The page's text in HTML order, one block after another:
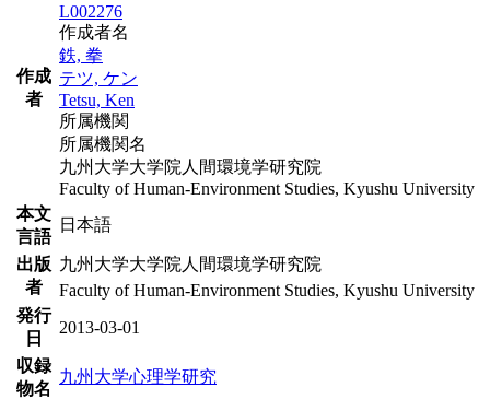
作成
者
L002276
作成者名
鉄, 拳
テツ, ケン
Tetsu, Ken
所属機関
所属機関名
九州大学大学院人間環境学研究院
Faculty of Human-Environment Studies, Kyushu University
本文
言語
日本語
出版
者
九州大学大学院人間環境学研究院
Faculty of Human-Environment Studies, Kyushu University
発行
日
2013-03-01
収録
物名
九州大学心理学研究